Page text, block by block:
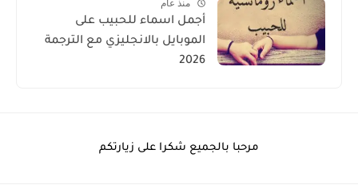
منذ عام
أجمل اسماء للحبيب على
الموبايل بالانجليزي مع الترجمة
2026
مرحبا بالجميع شكرا على زيارتكم